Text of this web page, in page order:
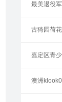
最美退役
古猗园荷
嘉定区青
澳洲